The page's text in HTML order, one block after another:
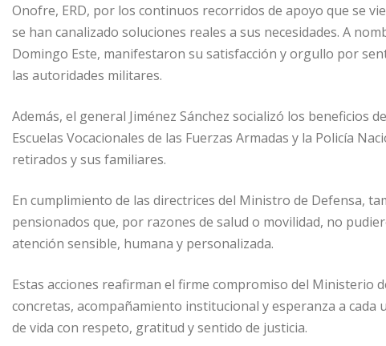
Onofre, ERD, por los continuos recorridos de apoyo que se
se han canalizado soluciones reales a sus necesidades. A
Domingo Este, manifestaron su satisfacción y orgullo por
las autoridades militares.
Además, el general Jiménez Sánchez socializó los beneficios
Escuelas Vocacionales de las Fuerzas Armadas y la Policía
retirados y sus familiares.
En cumplimiento de las directrices del Ministro de Defensa,
pensionados que, por razones de salud o movilidad, no
atención sensible, humana y personalizada.
Estas acciones reafirman el firme compromiso del Ministerio
concretas, acompañamiento institucional y esperanza a
de vida con respeto, gratitud y sentido de justicia.